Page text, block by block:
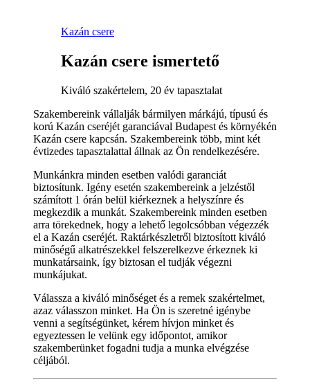
Kazán csere
Kazán csere ismertető
Kiváló szakértelem, 20 év tapasztalat
Szakembereink vállalják bármilyen márkájú, típusú és
korú Kazán cseréjét garanciával Budapest és környékén
Kazán csere kapcsán. Szakembereink több, mint két
évtizedes tapasztalattal állnak az Ön rendelkezésére.
Munkánkra minden esetben valódi garanciát
biztosítunk. Igény esetén szakembereink a jelzéstől
számított 1 órán belül kiérkeznek a helyszínre és
megkezdik a munkát. Szakembereink minden esetben
arra törekednek, hogy a lehető legolcsóbban végezzék
el a Kazán cseréjét. Raktárkészletről biztosított kiváló
minőségű alkatrészekkel felszerelkezve érkeznek ki
munkatársaink, így biztosan el tudják végezni
munkájukat.
Válassza a kiváló minőséget és a remek szakértelmet,
azaz válasszon minket. Ha Ön is szeretné igénybe
venni a segítségünket, kérem hívjon minket és
egyeztessen le velünk egy időpontot, amikor
szakemberünket fogadni tudja a munka elvégzése
céljából.